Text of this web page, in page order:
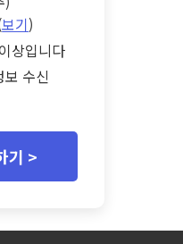
보기)
상입니다
수신
기 >